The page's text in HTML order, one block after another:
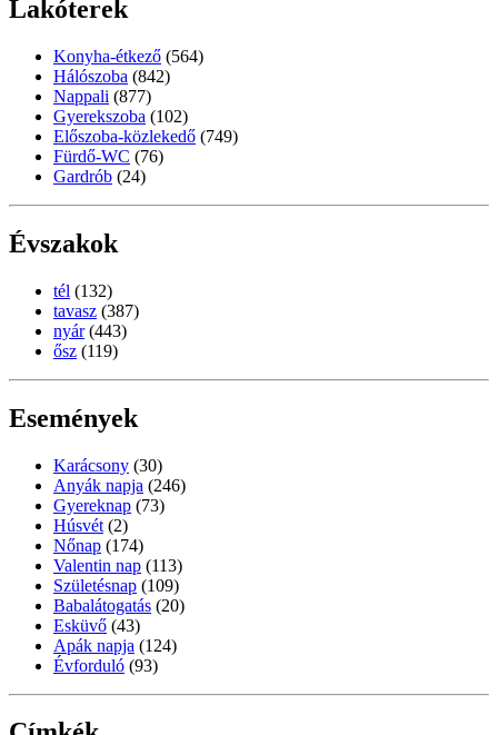
Lakóterek
Konyha-étkező (564)
Hálószoba (842)
Nappali (877)
Gyerekszoba (102)
Előszoba-közlekedő (749)
Fürdő-WC (76)
Gardrób (24)
Évszakok
tél (132)
tavasz (387)
nyár (443)
ősz (119)
Események
Karácsony (30)
Anyák napja (246)
Gyereknap (73)
Húsvét (2)
Nőnap (174)
Valentin nap (113)
Születésnap (109)
Babalátogatás (20)
Esküvő (43)
Apák napja (124)
Évforduló (93)